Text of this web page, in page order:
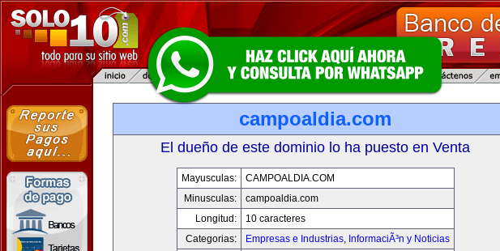
campoaldia.com
El dueño de este dominio lo ha puesto en Venta
Mayusculas:
CAMPOALDIA.COM
Minusculas:
campoaldia.com
Longitud:
10 caracteres
Categorias:
Empresas e Industrias, InformaciÃ³n y Noticias